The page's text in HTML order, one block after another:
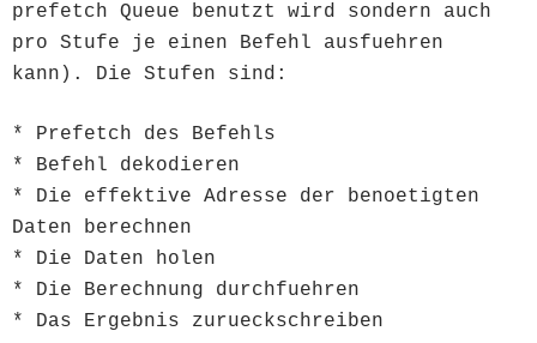
prefetch Queue benutzt wird sondern auch
pro Stufe je einen Befehl ausfuehren
kann). Die Stufen sind:
* Prefetch des Befehls
* Befehl dekodieren
* Die effektive Adresse der benoetigten
Daten berechnen
* Die Daten holen
* Die Berechnung durchfuehren
* Das Ergebnis zurueckschreiben